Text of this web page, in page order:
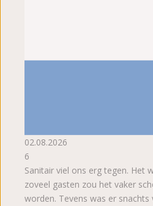
02.08.2026
6
Sanitair viel ons erg tegen. Het
zoveel gasten zou het vaker
worden. Tevens was er snachts